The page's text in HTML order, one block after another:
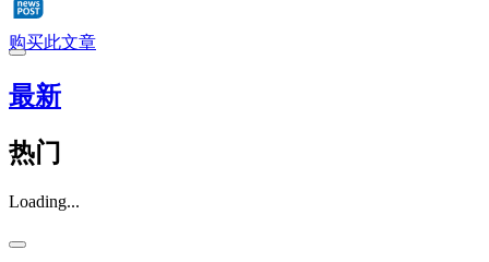
购买此文章
最新
热门
Loading...